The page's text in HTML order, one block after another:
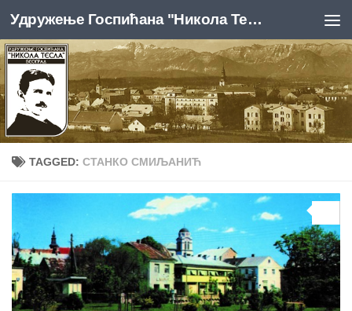
Skip to content Удружење Госпићана "Никола Тесла", Београд
TAGGED: СТАНКО СМИЉАНИЋ